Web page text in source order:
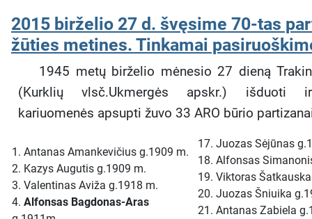
2015 birželio 27 d. švęsime 70-tas
žūties metines. Tinkamai
1945 metų birželio mėnesio 27 dieną
(Kurklių vlsč.Ukmergės apskr.) išduoti
kariuomenės apsupti žuvo 33 ARO būrio
1. Antanas Amankevičius g.1909 m.
2. Kazys Augutis g.1909 m.
3. Valentinas Aviža g.1918 m.
4. Alfonsas Bagdonas-Aras
17. Juozas Sėjūnas
18. Alfonsas
19. Viktoras
20. Juozas Šniuika
21. Antanas Zabiela